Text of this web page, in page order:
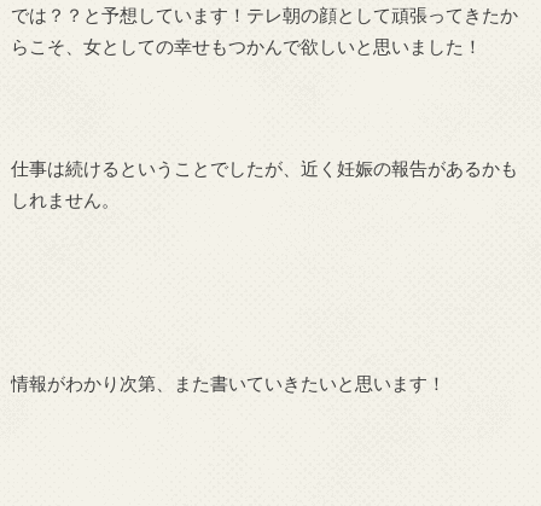
では？？と予想しています！テレ朝の顔として頑張ってきたか
らこそ、女としての幸せもつかんで欲しいと思いました！
仕事は続けるということでしたが、近く妊娠の報告があるかも
しれません。
情報がわかり次第、また書いていきたいと思います！